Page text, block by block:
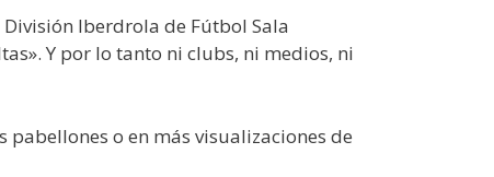
Iberdrola de Fútbol Sala
Y por lo tanto ni clubs, ni medios, ni
o en más visualizaciones de